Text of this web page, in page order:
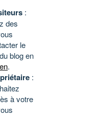
:
des
le
blog en
.
:
à votre